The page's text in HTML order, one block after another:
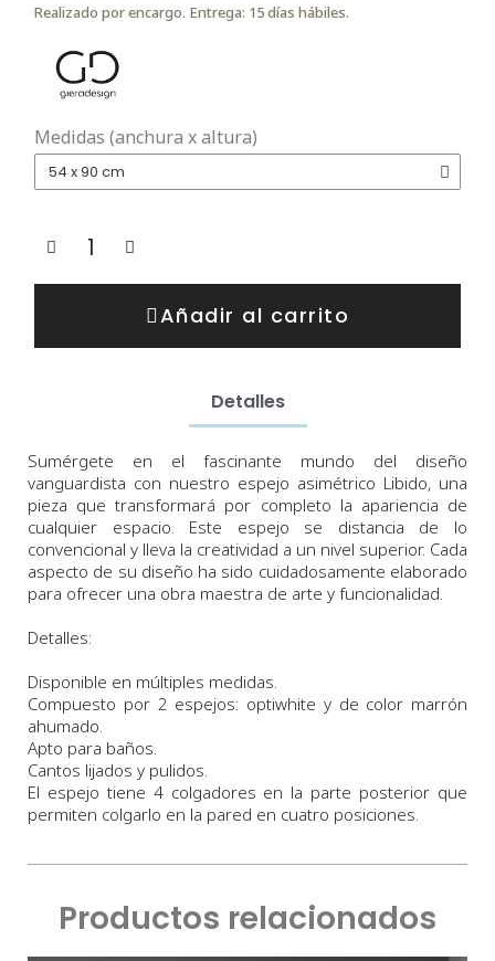
Realizado por encargo. Entrega: 15 días hábiles.
Medidas (anchura x altura)
Añadir al carrito
Detalles
Sumérgete en el fascinante mundo del diseño
vanguardista con nuestro espejo asimétrico Libido, una
pieza que transformará por completo la apariencia de
cualquier espacio. Este espejo se distancia de lo
convencional y lleva la creatividad a un nivel superior. Cada
aspecto de su diseño ha sido cuidadosamente elaborado
para ofrecer una obra maestra de arte y funcionalidad.
Detalles:
Disponible en múltiples medidas.
Compuesto por 2 espejos: optiwhite y de color marrón
ahumado.
Apto para baños.
Cantos lijados y pulidos.
El espejo tiene 4 colgadores en la parte posterior que
permiten colgarlo en la pared en cuatro posiciones.
Productos relacionados